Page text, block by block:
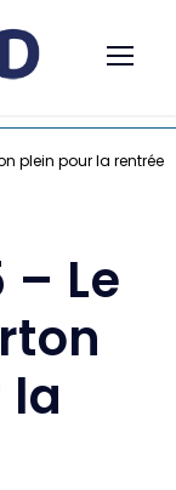
plein pour la rentrée
– Le
la